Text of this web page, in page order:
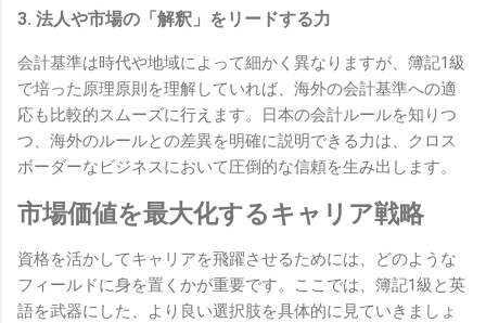
3. 法人や市場の「解釈」をリードする力
会計基準は時代や地域によって細かく異なりますが、簿記1級
で培った原理原則を理解していれば、海外の会計基準への適
応も比較的スムーズに行えます。日本の会計ルールを知りつ
つ、海外のルールとの差異を明確に説明できる力は、クロス
ボーダーなビジネスにおいて圧倒的な信頼を生み出します。
市場価値を最大化するキャリア戦略
資格を活かしてキャリアを飛躍させるためには、どのような
フィールドに身を置くかが重要です。ここでは、簿記1級と英
語を武器にした、より良い選択肢を具体的に見ていきましょ